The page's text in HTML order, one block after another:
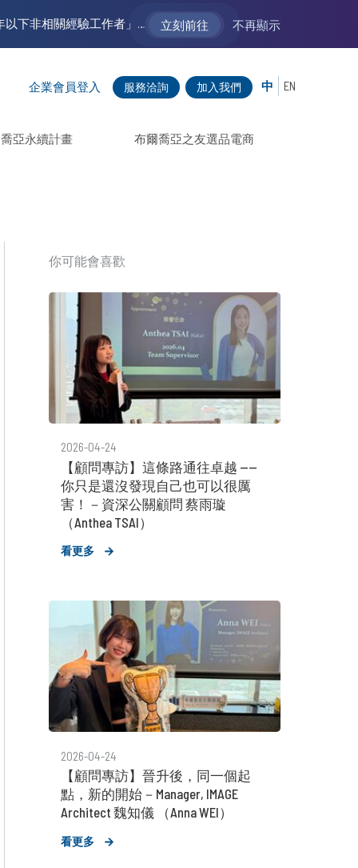
企業會員登入 服務洽詢 加入我們
亞永續計畫 布爾喬亞之友選品電商
中 EN
你可能會喜歡
2026-04-24
【顧問專訪】這條路通往卓越 ——
你只是還沒發現自己也可以很厲
害！－資深公關顧問 蔡雨璇
（Anthea TSAI）
看更多
2026-04-24
【顧問專訪】晉升後，同一個起
點，新的開始－Manager, IMAGE
Architect 魏知儀 （Anna WEI）
看更多
【VM 布爾喬亞招募中】新聲代發展計劃 2.0 ── AI PR 人才加速養成計劃（歡迎「應屆畢業生」、「一年以下相關 / 三年以下非相關經驗工作者」申請加入） 立刻前往 不再顯示